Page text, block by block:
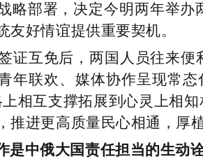
略部署，决定今明两年举
友好情谊提供重要契机。
证互免后，两国人员往来
年联欢、媒体协作呈现常
相互支撑拓展到心灵上相
推进更高质量民心相通，厚
是中俄大国责任担当的生动